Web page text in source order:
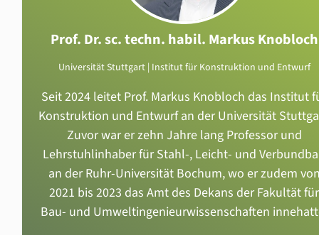
Prof. Dr. sc. techn. habil. Markus Knobloch
Universität Stuttgart | Institut für Konstruktion und Entwurf
Seit 2024 leitet Prof. Markus Knobloch das Institut
Konstruktion und Entwurf an der Universität
Zuvor war er zehn Jahre lang Professor und
Lehrstuhlinhaber für Stahl-, Leicht- und
an der Ruhr-Universität Bochum, wo er zudem
2021 bis 2023 das Amt des Dekans der Fakultät für
Bau- und Umweltingenieurwissenschaften